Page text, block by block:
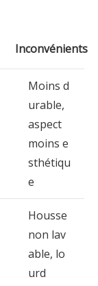
Inconvénients
Moins d
urable,
aspect
moins e
sthétiqu
e
Housse
non lav
able, lo
urd